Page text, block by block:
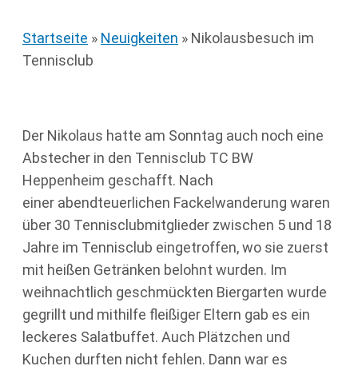
Startseite » Neuigkeiten » Nikolausbesuch im
Tennisclub
Der Nikolaus hatte am Sonntag auch noch eine
Abstecher in den Tennisclub TC BW
Heppenheim geschafft. Nach
einer abendteuerlichen Fackelwanderung waren
über 30 Tennisclubmitglieder zwischen 5 und 18
Jahre im Tennisclub eingetroffen, wo sie zuerst
mit heißen Getränken belohnt wurden. Im
weihnachtlich geschmückten Biergarten wurde
gegrillt und mithilfe fleißiger Eltern gab es ein
leckeres Salatbuffet. Auch Plätzchen und
Kuchen durften nicht fehlen. Dann war es